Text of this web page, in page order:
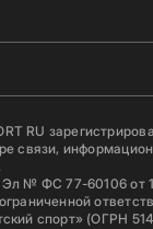
RU
связи,
№ ФС 77-60106 от
спорт» (ОГРН